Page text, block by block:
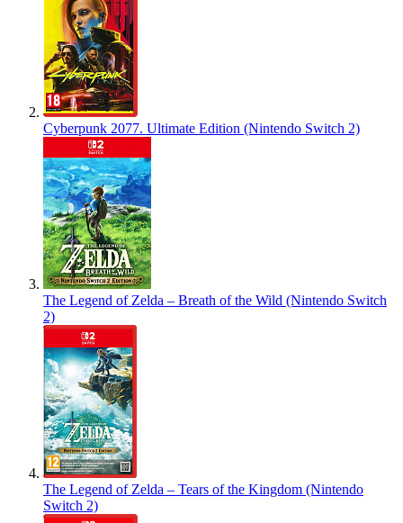
Cyberpunk 2077. Ultimate Edition (Nintendo Switch 2)
The Legend of Zelda – Breath of the Wild (Nintendo Switch
2)
The Legend of Zelda – Tears of the Kingdom (Nintendo
Switch 2)